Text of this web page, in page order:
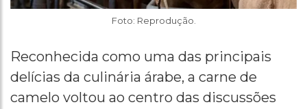
Foto: Reprodução.
Reconhecida como uma das principais
delícias da culinária árabe, a carne de
camelo voltou ao centro das discussões